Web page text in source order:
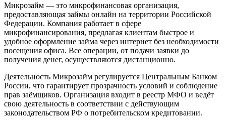
Микрозайм — это микрофинансовая организация,
предоставляющая займы онлайн на территории Российской
Федерации. Компания работает в сфере
микрофинансирования, предлагая клиентам быстрое и
удобное оформление займа через интернет без необходимости
посещения офиса. Все операции, от подачи заявки до
получения денег, осуществляются дистанционно.
Деятельность Микрозайм регулируется Центральным Банком
России, что гарантирует прозрачность условий и соблюдение
прав заёмщиков. Организация входит в реестр МФО и ведёт
свою деятельность в соответствии с действующим
законодательством РФ о потребительском кредитовании.